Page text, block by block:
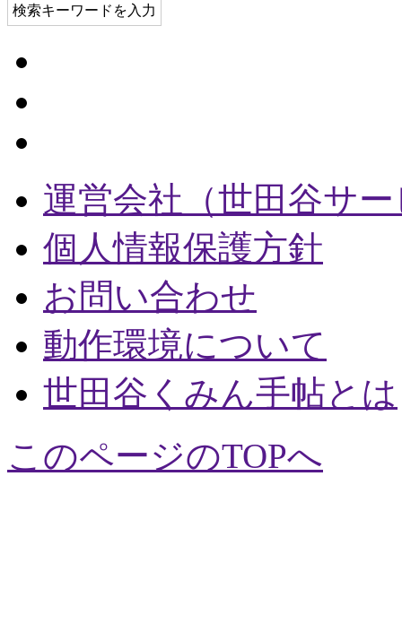
検索キーワードを入力
運営会社（世田谷サ
個人情報保護方針
お問い合わせ
動作環境について
世田谷くみん手帖とは
このページのTOPへ